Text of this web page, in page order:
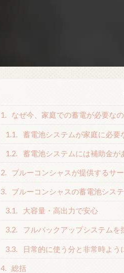
1. なぜ今、家庭での蓄電が必要なの
1.1. 蓄電池システムが家庭に必要
1.2. 蓄電池システムには補助金が
2. ブルーコンシャスが提供するサ
3. ブルーコンシャスの蓄電池シス
3.1. 大容量・高出力で安心
3.2. フルバックアップシステムを
3.3. 日常的に使う分と非常時よ
4. 総括